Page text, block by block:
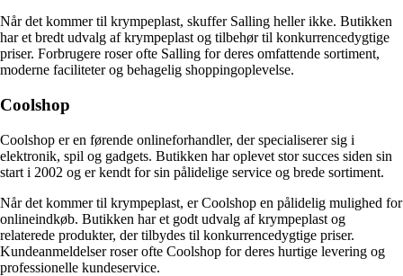
Når det kommer til krympeplast, skuffer Salling heller ikke. Butikken
har et bredt udvalg af krympeplast og tilbehør til konkurrencedygtige
priser. Forbrugere roser ofte Salling for deres omfattende sortiment,
moderne faciliteter og behagelig shoppingoplevelse.
Coolshop
Coolshop er en førende onlineforhandler, der specialiserer sig i
elektronik, spil og gadgets. Butikken har oplevet stor succes siden sin
start i 2002 og er kendt for sin pålidelige service og brede sortiment.
Når det kommer til krympeplast, er Coolshop en pålidelig mulighed for
onlineindkøb. Butikken har et godt udvalg af krympeplast og
relaterede produkter, der tilbydes til konkurrencedygtige priser.
Kundeanmeldelser roser ofte Coolshop for deres hurtige levering og
professionelle kundeservice.